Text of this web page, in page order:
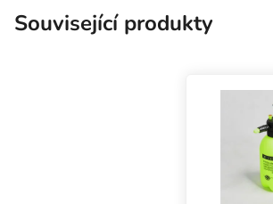
Související produkty